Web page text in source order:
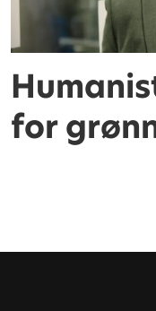
for